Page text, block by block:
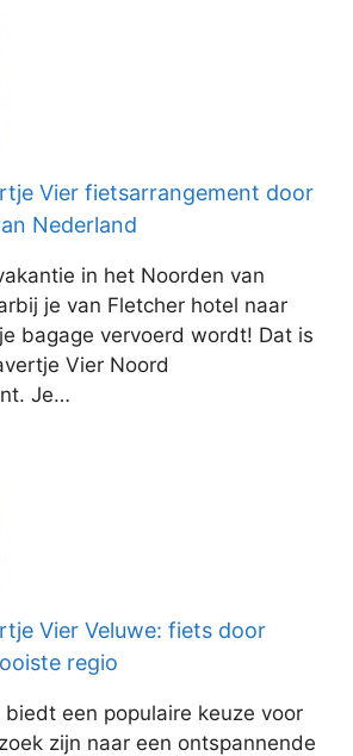
Vier fietsarrangement door
Nederland
in het Noorden van
je van Fletcher hotel naar
bagage vervoerd wordt! Dat is
Vier Noord
Je…
Vier Veluwe: fiets door
regio
een populaire keuze voor
zijn naar een ontspannende